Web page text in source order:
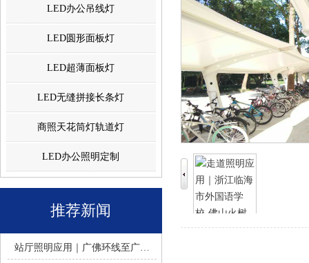
LED办公吊线灯
LED圆形面板灯
LED超薄面板灯
LED无缝拼接长条灯
商照天花筒灯轨道灯
LED办公照明定制
推荐新闻
站厅照明应用｜广佛环线至广州南站 -佛山火树银花照明